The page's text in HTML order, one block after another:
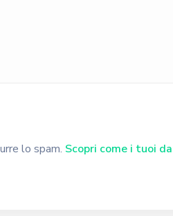
lo spam. Scopri come i tuoi